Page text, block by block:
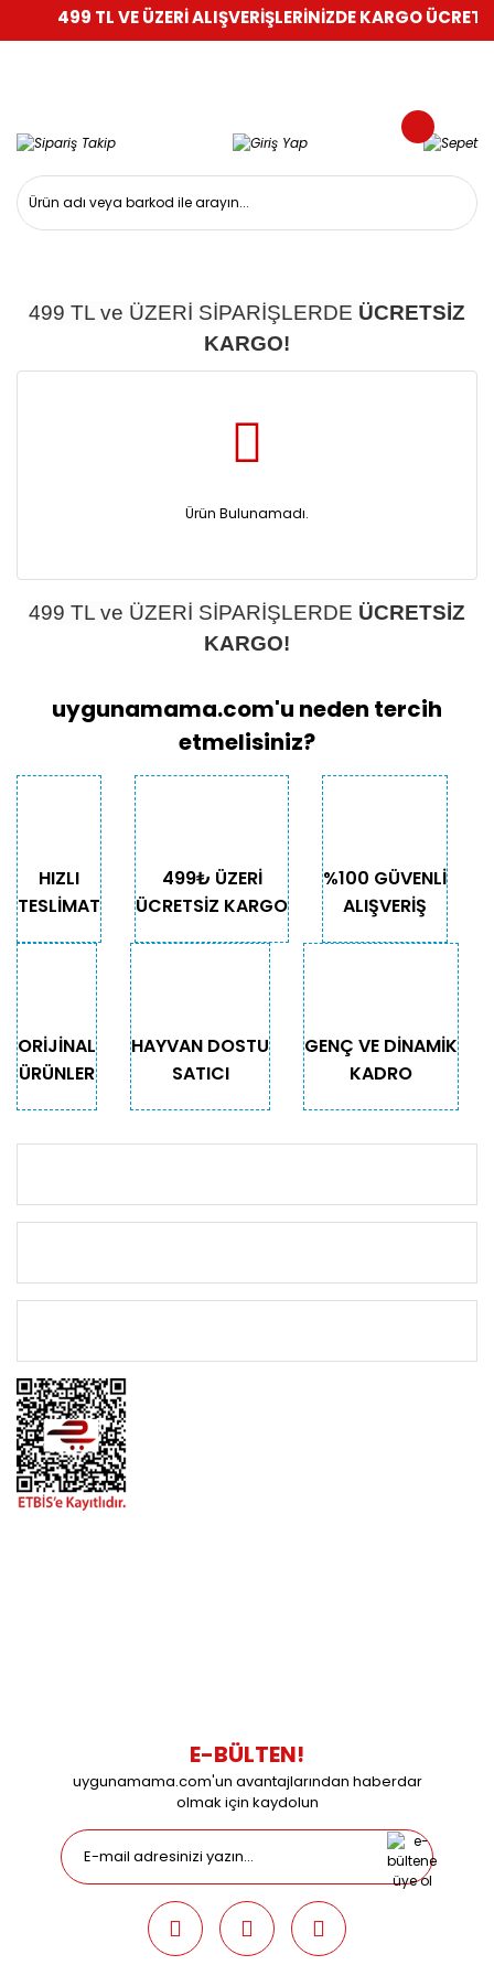
499 TL VE ÜZERİ ALIŞVERİŞLERİNİZDE KARGO
499 TL ve ÜZERİ SİPARİŞLERDE ÜCRETSİZ
KARGO!
Ürün Bulunamadı.
499 TL ve ÜZERİ SİPARİŞLERDE ÜCRETSİZ
KARGO!
uygunamama.com'u neden tercih
etmelisiniz?
HIZLI
TESLİMAT
499₺ ÜZERİ
ÜCRETSİZ KARGO
%100 GÜVENLİ
ALIŞVERİŞ
ORİJİNAL
ÜRÜNLER
HAYVAN DOSTU
SATICI
GENÇ VE DİNAMİK
KADRO
E-BÜLTEN!
uygunamama.com'un avantajlarından haberdar
olmak için kaydolun